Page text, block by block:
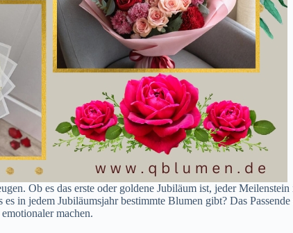
Ob es das erste oder goldene Jubiläum ist, jeder
in jedem Jubiläumsjahr bestimmte Blumen gibt? Das Passende
machen.